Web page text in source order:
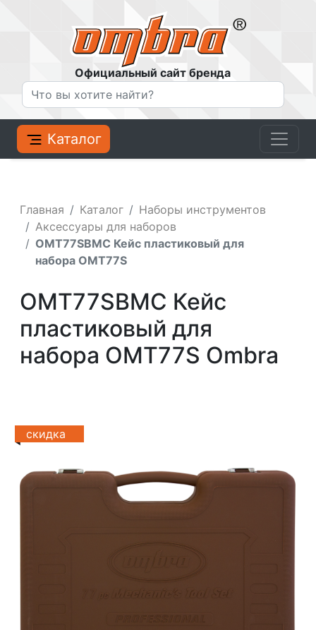
Официальный сайт бренда
Каталог
Главная Каталог
Наборы инструментов
Аксессуары для наборов
OMT77SBMC Кейс пластиковый для
набора OMT77S
OMT77SBMC Кейс
пластиковый для
набора OMT77S Ombra
скидка